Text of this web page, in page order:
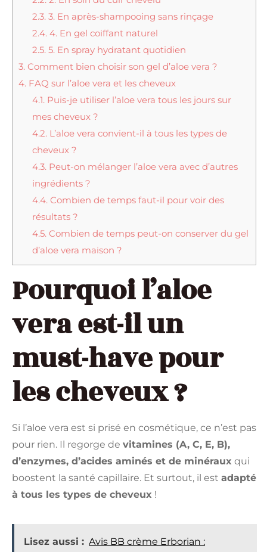
2.3.3. En après-shampooing sans rinçage
2.4.4. En gel coiffant naturel
2.5.5. En spray hydratant quotidien
3. Comment bien choisir son gel d’aloe vera ?
4. FAQ sur l’aloe vera et les cheveux
4.1.Puis-je utiliser l’aloe vera tous les jours sur
mes cheveux ?
4.2.L’aloe vera convient-il à tous les types de
cheveux ?
4.3.Peut-on mélanger l’aloe vera avec d’autres
ingrédients ?
4.4.Combien de temps faut-il pour voir des
résultats ?
4.5.Combien de temps peut-on conserver du gel
d’aloe vera maison ?
Pourquoi l’aloe
vera est-il un
must-have pour
les cheveux ?
Si l’aloe vera est si prisé en cosmétique, ce n’est pas
pour rien. Il regorge de vitamines (A, C, E, B),
d’enzymes, d’acides aminés et de minéraux qui
boostent la santé capillaire. Et surtout, il est adapté
à tous les types de cheveux !
Lisez aussi : Avis BB crème Erborian :